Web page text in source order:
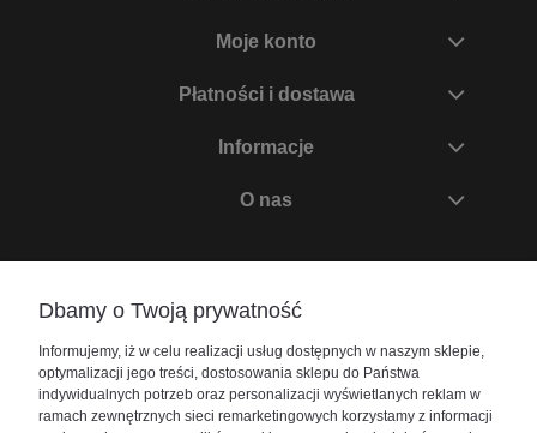
Moje konto
Płatności i dostawa
Informacje
O nas
+48 730 447 156
bok@akwarium24.pl
Dbamy o Twoją prywatność
Informujemy, iż w celu realizacji usług dostępnych w naszym sklepie,
optymalizacji jego treści, dostosowania sklepu do Państwa
indywidualnych potrzeb oraz personalizacji wyświetlanych reklam w
ramach zewnętrznych sieci remarketingowych korzystamy z informacji